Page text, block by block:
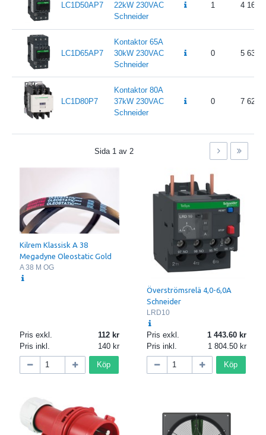
LC1D50AP7
22kW 230VAC
Schneider
1 4
LC1D65AP7
Kontaktor 65A
30kW 230VAC
Schneider
0 5
LC1D80P7
Kontaktor 80A
37kW 230VAC
Schneider
0 7
Sida 1 av 2
Kilrem Klassisk A 38
Megadyne Oleostatic Gold
A 38 M OG
Pris exkl.
112
Pris inkl.
140
Köp
Överströmsrelä 4,0-6,0A
Schneider
LRD10
Pris exkl.
1 443.60
Pris inkl.
1 804.50
Köp